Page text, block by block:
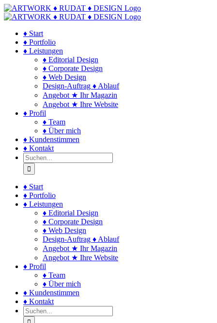
Zum
Inhalt
♦ Start
♦ Portfolio
♦ Leistungen
♦ Editorial Design
♦ Corporate Design
♦ Web Design
Design-Auftrag ♦ Ablauf
Angebot ★ Ihr Magazin
Angebot ★ Ihre Website
♦ Profil
♦ Team
♦ Über mich
♦ Kundenstimmen
♦ Kontakt
Suche
nach:
♦ Start
♦ Portfolio
♦ Leistungen
♦ Editorial Design
♦ Corporate Design
♦ Web Design
Design-Auftrag ♦ Ablauf
Angebot ★ Ihr Magazin
Angebot ★ Ihre Website
♦ Profil
♦ Team
♦ Über mich
♦ Kundenstimmen
♦ Kontakt
Suche
nach: